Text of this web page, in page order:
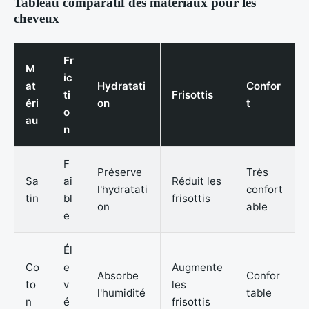
cheveux
M
at
éri
au
Fr
ic
ti
o
n
Hydratati
on
Frisottis
Confor
t
Sa
tin
F
ai
bl
e
Préserve
l'hydratati
on
Réduit les
frisottis
Très
confort
able
Co
to
n
Él
e
v
é
Absorbe
l'humidité
Augmente
les
frisottis
Confor
table